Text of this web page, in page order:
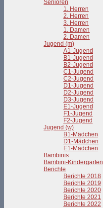
Senioren
1. Herren
2. Herren
3. Herren
1. Damen
2. Damen
Jugend (m)
A1-Jugend
B1-Jugend
B2-Jugend
C1-Jugend
C2-Jugend
D1-Jugend
D2-Jugend
D3-Jugend
E1-Jugend
F1-Jugend
F2-Jugend
Jugend (w)
B1-Mädchen
D1-Mädchen
E1-Mädchen
Bambinis
Bambini-Kindergarten
Berichte
Berichte 2018
Berichte 2019
Berichte 2020
Berichte 2021
Berichte 2022